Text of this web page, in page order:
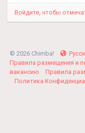
Войдите, чтобы
© 2026 Chimba!
Правила размещения и
вакансию
Правила
Политика